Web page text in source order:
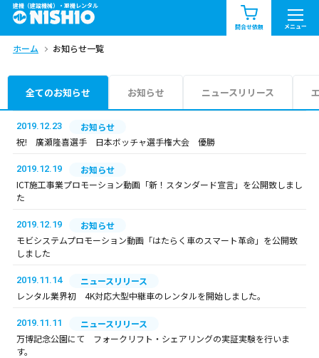
建機（建設機械）・重機レンタル
問合せ依頼 メニュー
商品一覧 お知らせ一覧
問合せ依頼リスト
エリア情報を見る
ホーム お知らせ一覧
全てのお知らせ お知らせ ニュースリリース
2019.12.23
お知らせ
祝! 廣瀬隆喜選手 日本ボッチャ選手権大会 優勝
2019.12.19
お知らせ
ICT施工事業プロモーション動画「新！スタンダード宣言」を公開致しまし
た
2019.12.19
お知らせ
モビシステムプロモーション動画「はたらく車のスマート革命」を公開致
しました
2019.11.14
ニュースリリース
レンタル業界初 4K対応大型中継車のレンタルを開始しました。
2019.11.11
ニュースリリース
万博記念公園にて フォークリフト・シェアリングの実証実験を行いま
す。